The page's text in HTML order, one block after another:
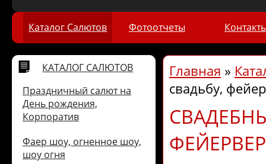
Каталог Салютов Фотоотчеты
КАТАЛОГ САЛЮТОВ
Праздничный салют на
День рождения,
Корпоратив
Фаер шоу, огненное шоу,
шоу огня
Главная »
свадьбу,